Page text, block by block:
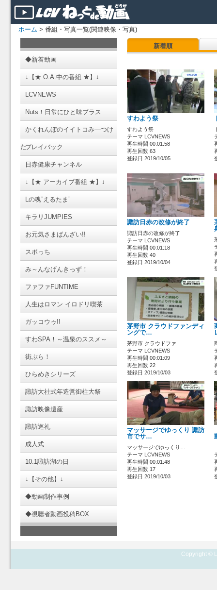
ホーム > 番組・写真一覧(関連映像・写真)
◆新着動画
↓【★ O.A.中の番組 ★】↓
LCVNEWS
Nuts！日常にひと味プラス
かくれんぼのイイトコみ―つけ
たプレイバック
日赤健康チャンネル
↓【★ アーカイブ番組 ★】↓
Lの魂”えるたま”
キラリJUMPIES
お元気さまばんざい!!
スポっち
み～んなげんきっず！
ファファFUNTIME
人生はロマン イロドリ喫茶
ガッコウゥ!!
すわSPA！～温泉のススメ～
街ぶら！
ひらめきシリーズ
諏訪大社式年造営御柱大祭
諏訪映像遺産
諏訪巡礼
成人式
10.1諏訪湖の日
↓【その他】↓
◆動画制作事例
◆視聴者動画投稿BOX
新着順
すわよう祭
すわよう祭
テーマ LCVNEWS
再生時間 00:01:58
再生回数 63
登録日 2019/10/05
諏訪日赤の改修が終了
諏訪日赤の改修が終了
テーマ LCVNEWS
再生時間 00:01:18
再生回数 40
登録日 2019/10/04
茅野市 クラウドファンディ
ングで…
茅野市 クラウドファ…
テーマ LCVNEWS
再生時間 00:01:09
再生回数 22
登録日 2019/10/03
マッサージでゆっくり 諏訪
市でサ…
マッサージでゆっくり…
テーマ LCVNEWS
再生時間 00:01:48
再生回数 17
登録日 2019/10/03
Copyright ©